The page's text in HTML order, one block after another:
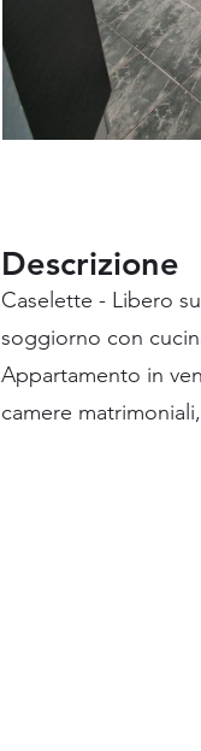
Descrizione
Caselette - Libero
soggiorno con
Appartamento in
camere